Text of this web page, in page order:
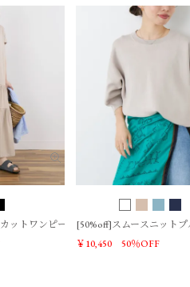
ングT-shirt
ットワンピース [50%off]スムースニットプ
￥10,450
50％OFF